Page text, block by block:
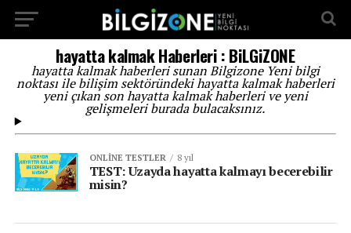
hayatta kalmak Haberleri : BiLGiZONE
hayatta kalmak haberleri sunan Bilgizone Yeni bilgi
noktası ile bilişim sektöründeki hayatta kalmak haberleri
yeni çıkan son hayatta kalmak haberleri ve yeni
gelişmeleri burada bulacaksınız.
ONLINE TESTLER 8 yıl
TEST: Uzayda hayatta kalmayı becerebilir
misin?